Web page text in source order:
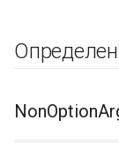
NonOption